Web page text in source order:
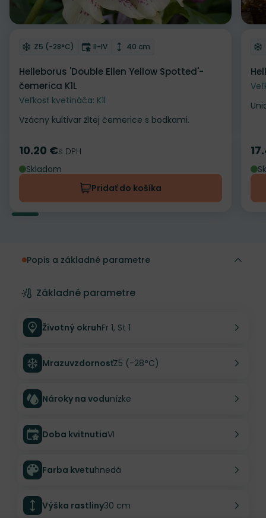
Odober do zoznamu želaní
Mrazuvzdornosť
Z5 (-28°C) Doba kvitnutia
II-IV Výška rastliny
40 cm
Helleborus 'Double Ellen Yellow Spotted'-
čemerica K1L
Veľkosť kvetináča: K1l
Vzácny kultivar žltej čemerice s bodkami.
Cena
10.20 €s DPH
Skladom
Pridať do košíka
Popis a základné parametre
Základné parametre
Životný okruhFr 1, St 1
MrazuvzdornosťZ5 (-28°C)
Nároky na vodunízke
Doba kvitnutiaVI
Farba kvetuhnedá
Výška rastliny30 cm